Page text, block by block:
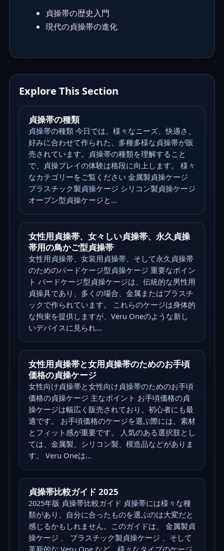
貞操帯の歴史入門
現代の貞操帯の進化
Explore This Section
貞操帯の種類
貞操帯の種類 今日では、様々なニーズ、快適さ、
好みに合わせて作られた、多種多様な貞操帯が販
売されています。貞操帯の種類を理解すること
で、貞操プレイの体験は格段に向上します。 様々
なカテゴリーをご覧ください 金属製貞操ケージ
プラスチック製貞操ケージ シリコン製貞操ケージ
オープン型貞操ケージと...
女性用貞操帯、女々しい貞操帯、永久貞操
帯用の鳥かご型貞操帯
女性用貞操帯、女装用貞操帯、そして永久貞操帯
のためのバードケージ型貞操ケージ 重要なポイン
ト バードケージ型貞操ケージは、伝統的な男性用
貞操具であり、多くの場合、金属またはプラスチ
ックで作られています。 これらのケージは身体的
な拘束を提供しますが、Veru Oneのような新し
いデバイスに見られ...
女性用貞操帯と女用貞操帯のためのお手頃
価格の貞操ケージ
女性向け貞操帯と女性向け貞操帯のためのお手頃
価格の貞操ケージ 主なポイント お手頃価格の貞
操ケージは幅広く販売されており、初心者にも最
適です。 お手頃価格のケージを選ぶ際には、素材
とフィット感が重要です。 人気のある選択肢とし
ては、金属製、シリコン製、模造品などがありま
す。 Veru Oneは...
貞操帯比較ガイド 2025
2025年版 貞操帯比較ガイド 貞操帯には様々な種
類があり、自分に合ったものを選ぶのは大変だと
感じるかもしれません。このガイドは、 金属製貞
操ケージ 、 プラスチック製貞操ケージ 、そして
革新的な Veru One など、様々なタイプのケージ